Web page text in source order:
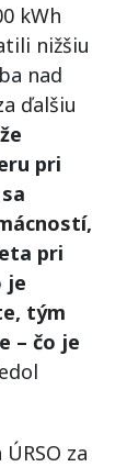
kWh
nižšiu
nad
ďalšiu
pri
pri
je
tým
– čo je
za